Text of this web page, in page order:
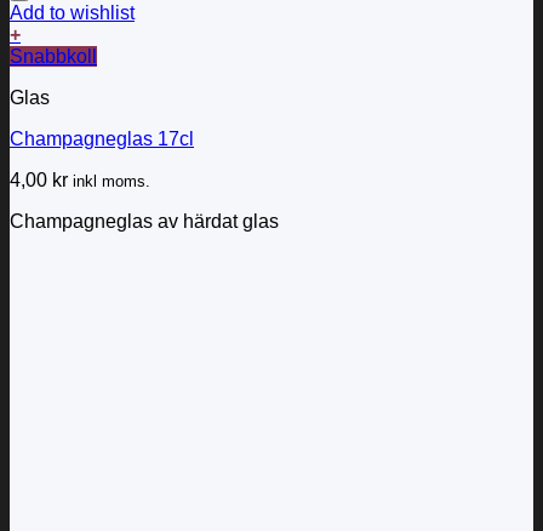
Add to wishlist
+
Snabbkoll
Glas
Champagneglas 17cl
4,00 kr inkl moms.
Champagneglas av härdat glas